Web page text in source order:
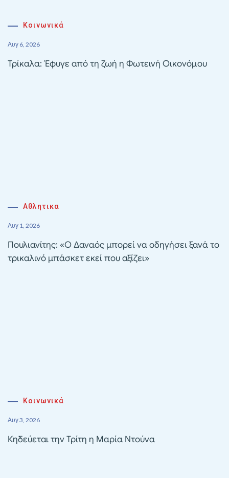
Κοινωνικά
Αυγ 6, 2026
Τρίκαλα: Έφυγε από τη ζωή η Φωτεινή Οικονόμου
Αθλητικα
Αυγ 1, 2026
Πουλιανίτης: «Ο Δαναός μπορεί να οδηγήσει ξανά το
τρικαλινό μπάσκετ εκεί που αξίζει»
Κοινωνικά
Αυγ 3, 2026
Κηδεύεται την Τρίτη η Μαρία Ντούνα